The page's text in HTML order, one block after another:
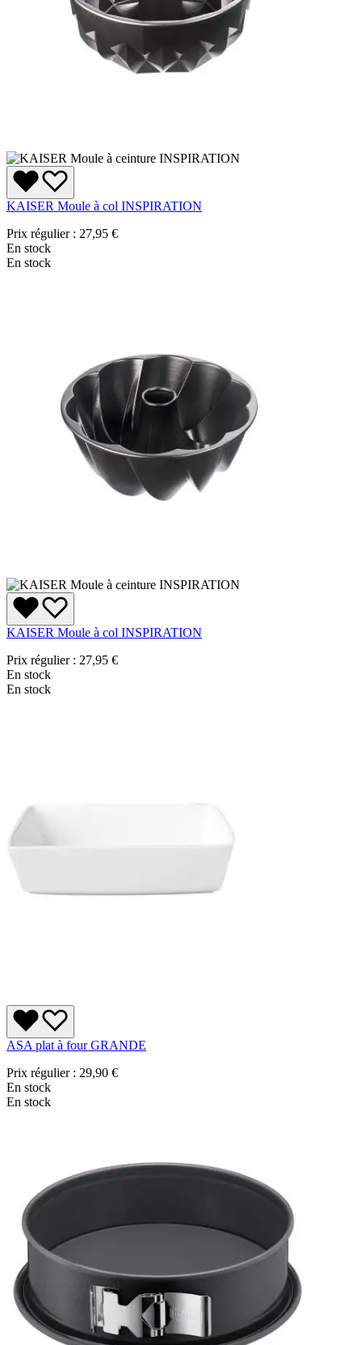
KAISER Moule à col INSPIRATION
Prix régulier : 27,95 €
En stock
En stock
KAISER Moule à col INSPIRATION
Prix régulier : 27,95 €
En stock
En stock
ASA plat à four GRANDE
Prix régulier : 29,90 €
En stock
En stock